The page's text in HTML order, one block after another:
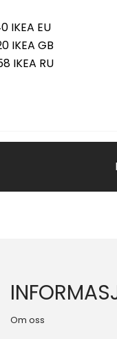
IKEA EU
IKEA GB
IKEA RU
Om oss